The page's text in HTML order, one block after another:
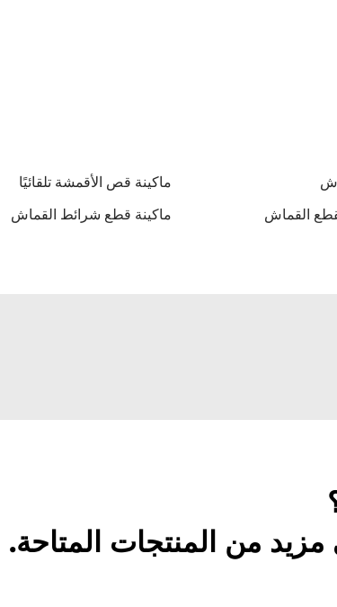
ماكينة قص الأقمشة تلقائيًا
القماش ماكينة قطع شرائط القماش
من المنتجات المتاحة.